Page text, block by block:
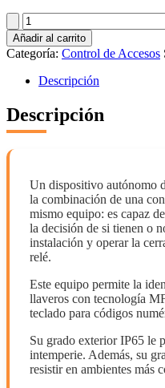
DS-
K1T805MBWX
cantidad
Añadir al carrito
Categoría: Control de Accesos
Descripción
Descripción
Un dispositivo autónomo
la combinación de una
mismo equipo: es capaz
la decisión de si tienen o
instalación y operar la
relé.
Este equipo permite la
llaveros con tecnología
teclado para códigos
Su grado exterior IP65 le
intemperie. Además, su
resistir en ambientes más